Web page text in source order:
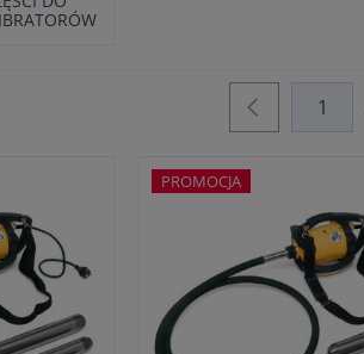
PROMOCJA